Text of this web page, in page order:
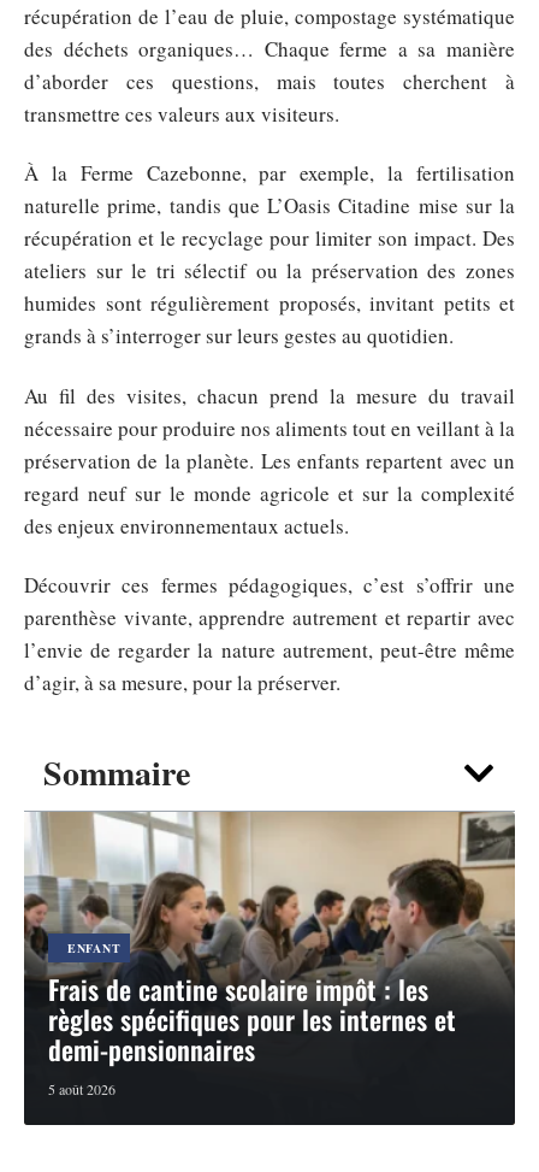
Sommaire
ENFANT
Frais de cantine scolaire impôt : les
règles spécifiques pour les internes et
demi-pensionnaires
5 août 2026
récupération de l’eau de pluie, compostage systématique
des déchets organiques… Chaque ferme a sa manière
d’aborder ces questions, mais toutes cherchent à
transmettre ces valeurs aux visiteurs.
À la Ferme Cazebonne, par exemple, la fertilisation
naturelle prime, tandis que L’Oasis Citadine mise sur la
récupération et le recyclage pour limiter son impact. Des
ateliers sur le tri sélectif ou la préservation des zones
humides sont régulièrement proposés, invitant petits et
grands à s’interroger sur leurs gestes au quotidien.
Au fil des visites, chacun prend la mesure du travail
nécessaire pour produire nos aliments tout en veillant à la
préservation de la planète. Les enfants repartent avec un
regard neuf sur le monde agricole et sur la complexité
des enjeux environnementaux actuels.
Découvrir ces fermes pédagogiques, c’est s’offrir une
parenthèse vivante, apprendre autrement et repartir avec
l’envie de regarder la nature autrement, peut-être même
d’agir, à sa mesure, pour la préserver.